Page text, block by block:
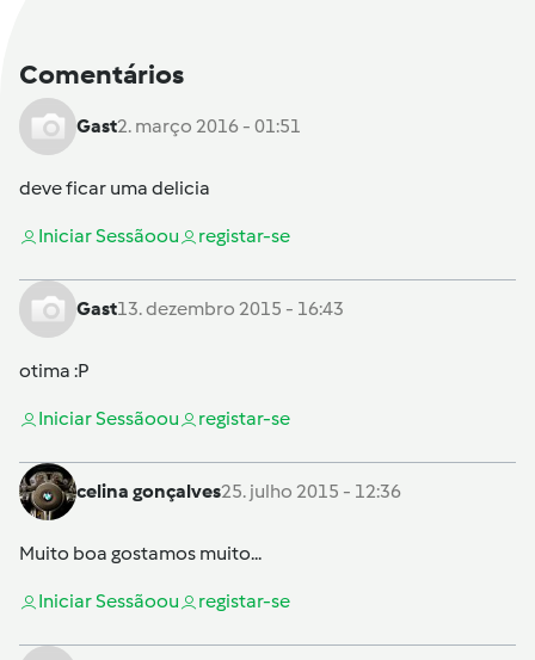
Comentários
Gast2. março 2016 - 01:51
deve ficar uma delicia
Iniciar Sessãoou registar-se
Gast13. dezembro 2015 - 16:43
otima :P
Iniciar Sessãoou registar-se
celina gonçalves25. julho 2015 - 12:36
Muito boa gostamos muito...
Iniciar Sessãoou registar-se